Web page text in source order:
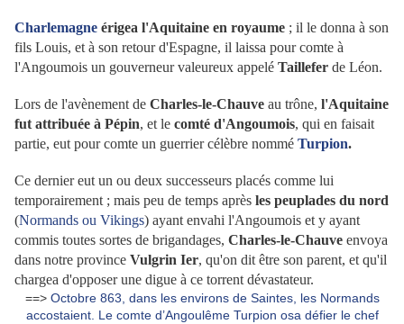
Charlemagne érigea l'Aquitaine en royaume ; il le donna à son
fils Louis, et à son retour d'Espagne, il laissa pour comte à
l'Angoumois un gouverneur valeureux appelé Taillefer de Léon.
Lors de l'avènement de Charles-le-Chauve au trône, l'Aquitaine
fut attribuée à Pépin, et le comté d'Angoumois, qui en faisait
partie, eut pour comte un guerrier célèbre nommé Turpion.
Ce dernier eut un ou deux successeurs placés comme lui
temporairement ; mais peu de temps après les peuplades du nord
(Normands ou Vikings) ayant envahi l'Angoumois et y ayant
commis toutes sortes de brigandages, Charles-le-Chauve envoya
dans notre province Vulgrin Ier, qu'on dit être son parent, et qu'il
chargea d'opposer une digue à ce torrent dévastateur.
==>Octobre 863, dans les environs de Saintes, les Normands
accostaient. Le comte d’Angoulême Turpion osa défier le chef